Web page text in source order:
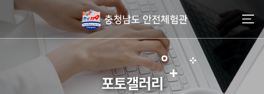
go to contents
포토갤러리